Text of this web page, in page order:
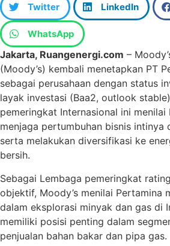
Twitter LinkedIn
WhatsApp
Jakarta, Ruangenergi.com –
(Moody’s) kembali menetapkan PT
sebagai perusahaan dengan status
layak investasi (Baa2, outlook
pemeringkat Internasional ini menilai
menjaga pertumbuhan bisnis intinya
serta melakukan diversifikasi ke
bersih.
Sebagai Lembaga pemeringkat
objektif, Moody’s menilai Pertamina
dalam eksplorasi minyak dan gas di
memiliki posisi penting dalam
penjualan bahan bakar dan pipa gas.